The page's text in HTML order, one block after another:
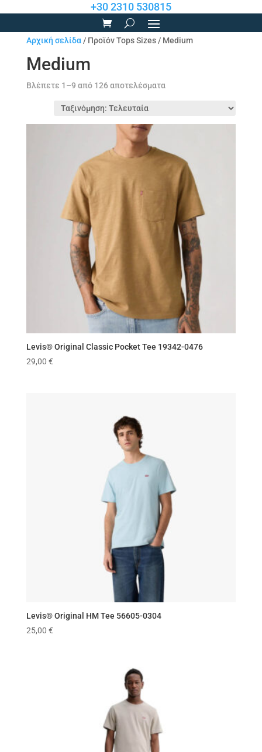
+30 2310 530815
Αρχική σελίδα/ Προϊόν Tops Sizes / Medium
Medium
Βλέπετε 1–9 από 126 αποτελέσματαSorted
Levis® Original Classic Pocket Tee 19342-0476
29,00 €
Levis® Original HM Tee 56605-0304
25,00 €